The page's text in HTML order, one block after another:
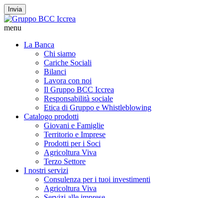
Invia
menu
La Banca
Chi siamo
Cariche Sociali
Bilanci
Lavora con noi
Il Gruppo BCC Iccrea
Responsabilità sociale
Etica di Gruppo e Whistleblowing
Catalogo prodotti
Giovani e Famiglie
Territorio e Imprese
Prodotti per i Soci
Agricoltura Viva
Terzo Settore
I nostri servizi
Consulenza per i tuoi investimenti
Agricoltura Viva